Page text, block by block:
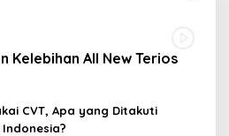
Kelebihan All New Terios
CVT, Apa yang Ditakuti